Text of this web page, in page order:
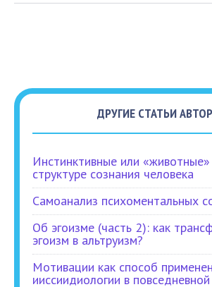
ДРУГИЕ СТАТЬИ
Инстинктивные или
структуре сознания человека
Самоанализ психоментальных
Об эгоизме (часть 2): как
эгоизм в альтруизм?
Мотивации как способ
ииссиидиологии в